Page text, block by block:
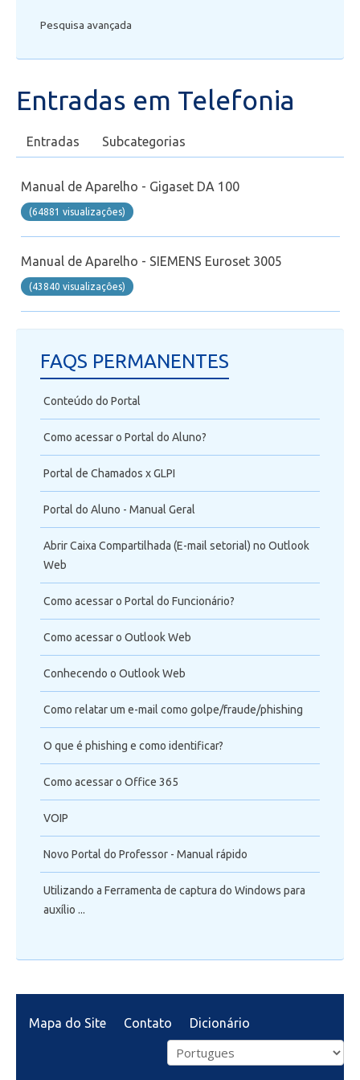
Secretaria de Administração Escolar - SAE
Wifi
Laboratórios
Suporte
Videoconferência
Telefonia
Office 365
Fluig
Feedz
Pesquisa avançada
Entradas em Telefonia
Entradas Subcategorias
Manual de Aparelho - Gigaset DA 100
(64881 visualizaçôes)
Manual de Aparelho - SIEMENS Euroset 3005
(43840 visualizaçôes)
FAQS PERMANENTES
Conteúdo do Portal
Como acessar o Portal do Aluno?
Portal de Chamados x GLPI
Portal do Aluno - Manual Geral
Abrir Caixa Compartilhada (E-mail setorial) no Outlook
Web
Como acessar o Portal do Funcionário?
Como acessar o Outlook Web
Conhecendo o Outlook Web
Como relatar um e-mail como golpe/fraude/phishing
O que é phishing e como identificar?
Como acessar o Office 365
VOIP
Novo Portal do Professor - Manual rápido
Utilizando a Ferramenta de captura do Windows para
auxílio ...
Mapa do Site Contato Dicionário